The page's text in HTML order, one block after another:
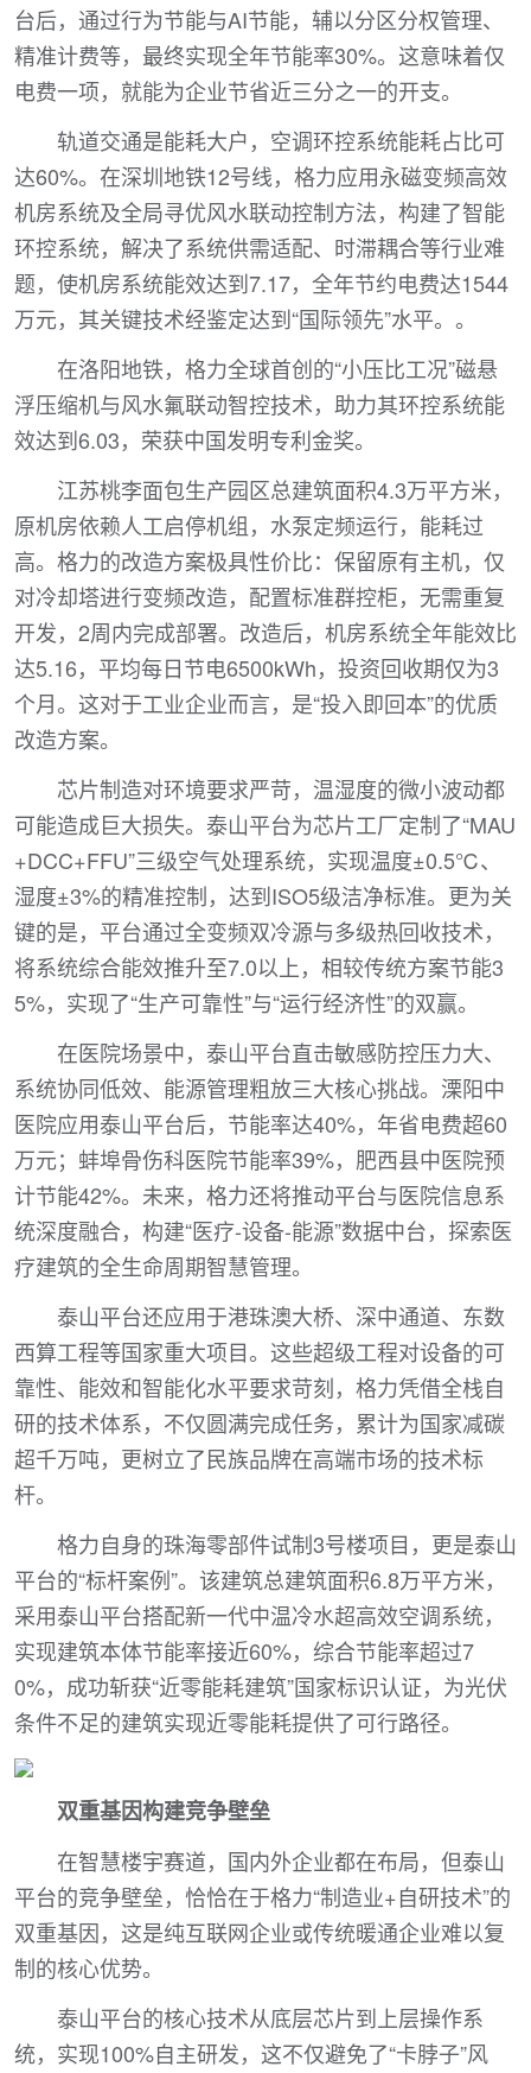
台后，通过行为节能与AI节能，辅以分区分权管理、
精准计费等，最终实现全年节能率30%。这意味着仅
电费一项，就能为企业节省近三分之一的开支。
轨道交通是能耗大户，空调环控系统能耗占比可
达60%。在深圳地铁12号线，格力应用永磁变频高效
机房系统及全局寻优风水联动控制方法，构建了智能
环控系统，解决了系统供需适配、时滞耦合等行业难
题，使机房系统能效达到7.17，全年节约电费达1544
万元，其关键技术经鉴定达到“国际领先”水平。。
在洛阳地铁，格力全球首创的“小压比工况”磁悬
浮压缩机与风水氟联动智控技术，助力其环控系统能
效达到6.03，荣获中国发明专利金奖。
江苏桃李面包生产园区总建筑面积4.3万平方米，
原机房依赖人工启停机组，水泵定频运行，能耗过
高。格力的改造方案极具性价比：保留原有主机，仅
对冷却塔进行变频改造，配置标准群控柜，无需重复
开发，2周内完成部署。改造后，机房系统全年能效比
达5.16，平均每日节电6500kWh，投资回收期仅为3
个月。这对于工业企业而言，是“投入即回本”的优质
改造方案。
芯片制造对环境要求严苛，温湿度的微小波动都
可能造成巨大损失。泰山平台为芯片工厂定制了“MAU
+DCC+FFU”三级空气处理系统，实现温度±0.5℃、
湿度±3%的精准控制，达到ISO5级洁净标准。更为关
键的是，平台通过全变频双冷源与多级热回收技术，
将系统综合能效推升至7.0以上，相较传统方案节能3
5%，实现了“生产可靠性”与“运行经济性”的双赢。
在医院场景中，泰山平台直击敏感防控压力大、
系统协同低效、能源管理粗放三大核心挑战。溧阳中
医院应用泰山平台后，节能率达40%，年省电费超60
万元；蚌埠骨伤科医院节能率39%，肥西县中医院预
计节能42%。未来，格力还将推动平台与医院信息系
统深度融合，构建“医疗-设备-能源”数据中台，探索医
疗建筑的全生命周期智慧管理。
泰山平台还应用于港珠澳大桥、深中通道、东数
西算工程等国家重大项目。这些超级工程对设备的可
靠性、能效和智能化水平要求苛刻，格力凭借全栈自
研的技术体系，不仅圆满完成任务，累计为国家减碳
超千万吨，更树立了民族品牌在高端市场的技术标
杆。
格力自身的珠海零部件试制3号楼项目，更是泰山
平台的“标杆案例”。该建筑总建筑面积6.8万平方米，
采用泰山平台搭配新一代中温冷水超高效空调系统，
实现建筑本体节能率接近60%，综合节能率超过7
0%，成功斩获“近零能耗建筑”国家标识认证，为光伏
条件不足的建筑实现近零能耗提供了可行路径。
双重基因构建竞争壁垒
在智慧楼宇赛道，国内外企业都在布局，但泰山
平台的竞争壁垒，恰恰在于格力“制造业+自研技术”的
双重基因，这是纯互联网企业或传统暖通企业难以复
制的核心优势。
泰山平台的核心技术从底层芯片到上层操作系
统，实现100%自主研发，这不仅避免了“卡脖子”风